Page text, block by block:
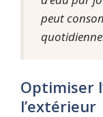
peut
Optimiser
l’extérieur